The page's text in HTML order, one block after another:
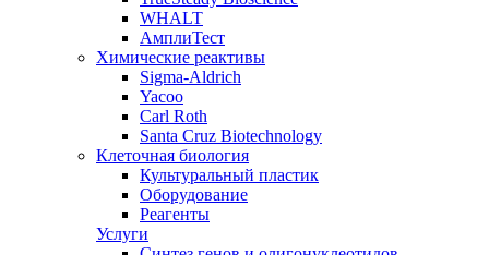
WHALT
АмплиТест
Химические реактивы
Sigma-Aldrich
Yacoo
Carl Roth
Santa Cruz Biotechnology
Клеточная биология
Культуральный пластик
Оборудование
Реагенты
Услуги